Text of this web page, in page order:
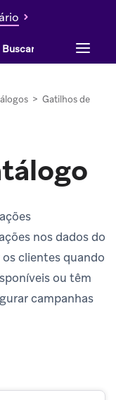
tudo
> Gatilhos de
nos dados do
clientes quando
ou têm
campanhas